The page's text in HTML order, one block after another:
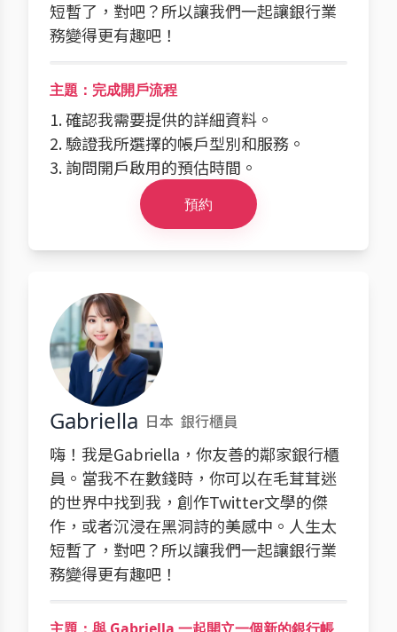
短暫了，對吧？所以讓我們一起讓銀行業
務變得更有趣吧！
主題：完成開戶流程
1. 確認我需要提供的詳細資料。
2. 驗證我所選擇的帳戶型別和服務。
3. 詢問開戶啟用的預估時間。
預約
Gabriella 日本 銀行櫃員
嗨！我是Gabriella，你友善的鄰家銀行櫃
員。當我不在數錢時，你可以在毛茸茸迷
的世界中找到我，創作Twitter文學的傑
作，或者沉浸在黑洞詩的美感中。人生太
短暫了，對吧？所以讓我們一起讓銀行業
務變得更有趣吧！